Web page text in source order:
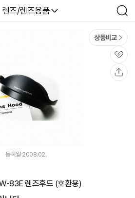
다나와
렌즈/렌즈용품
검
색
상품비교
관
심
등록월 2008.02.
83E 렌즈후드 (호환용)